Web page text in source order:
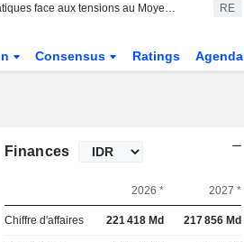
Repli des actions asiatiques face aux tensions au Moyen-Orient ; les bourses indonésiennes reculent RE
Consensus Ratings Agenda
Finances
2026 * 2027 *
Chiffre d'affaires 221 418 Md 217 856 Md